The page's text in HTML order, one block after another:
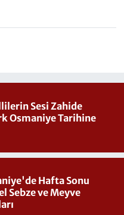
Sesi Zahide
Osmaniye Tarihine
Hafta Sonu
Sebze ve Meyve